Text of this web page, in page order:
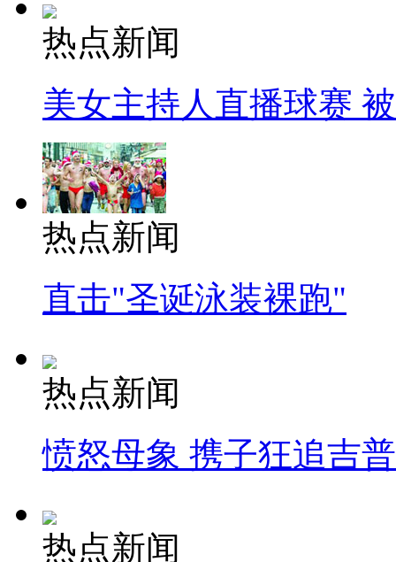
热点新闻
美女主持人直播球赛
热点新闻
直击"圣诞泳装裸跑"
热点新闻
愤怒母象 携子狂追吉
热点新闻